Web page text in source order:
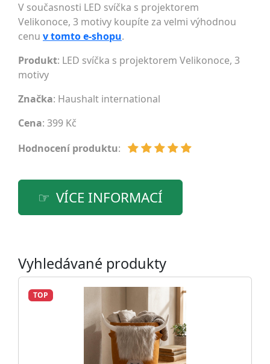
V současnosti LED svíčka s projektorem
Velikonoce, 3 motivy koupíte za velmi výhodnou
cenu v tomto e-shopu.
Produkt: LED svíčka s projektorem Velikonoce, 3
motivy
Značka: Haushalt international
Cena: 399 Kč
Hodnocení produktu:
VÍCE INFORMACÍ
Vyhledávané produkty
TOP